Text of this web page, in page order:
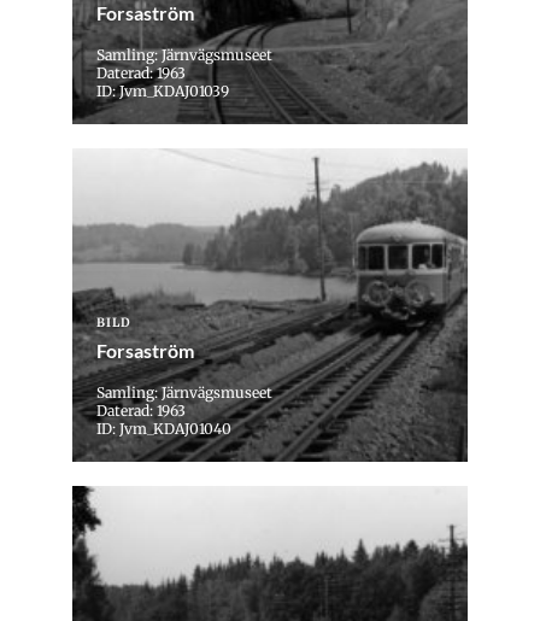
Forsaström
Samling: Järnvägsmuseet
Daterad: 1963
ID: Jvm_KDAJ01039
BILD
Forsaström
Samling: Järnvägsmuseet
Daterad: 1963
ID: Jvm_KDAJ01040